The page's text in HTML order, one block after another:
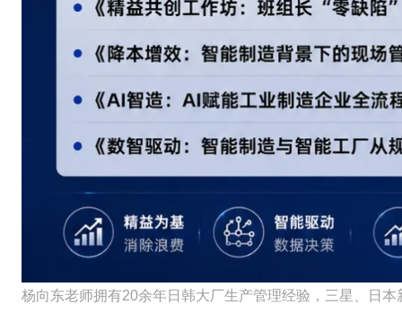
杨向东老师拥有20余年日韩大厂生产管理经验，三星、日